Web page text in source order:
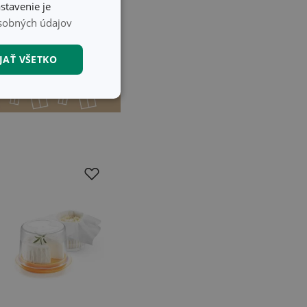
Do košíka
je
údajov
VŠETKO
súbory
a správa účtu.